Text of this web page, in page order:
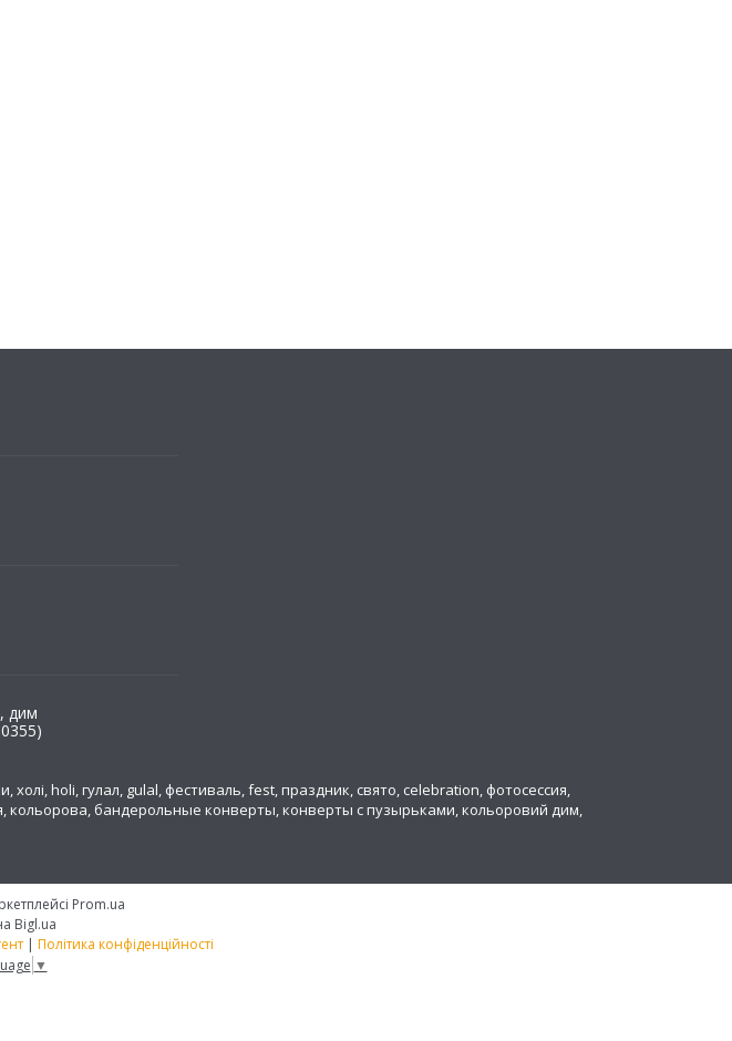
дим
холі, holi, гулал, gulal, фестиваль, fest, праздник, свято, celebration, фотосессия,
кольорова, бандерольные конверты, конверты с пузырьками, кольоровий дим,
Prom.ua
Bigl.ua
| Політика конфіденційності
▼